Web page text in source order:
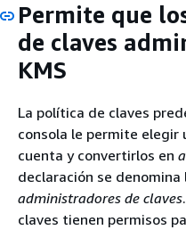
Permite que
de claves
KMS
La política de claves
consola le permite elegir
cuenta y convertirlos en
declaración se denomina
administradores de claves
claves tienen permisos